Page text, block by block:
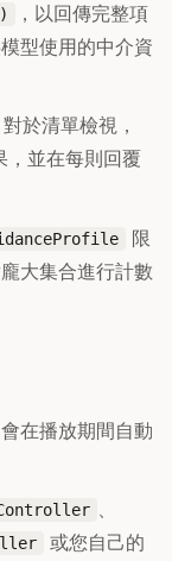
，以回傳完整項
型使用的中介資
於清單檢視，
，並在每則回覆
限
大集合進行計數
在播放期間自動
、
或您自己的